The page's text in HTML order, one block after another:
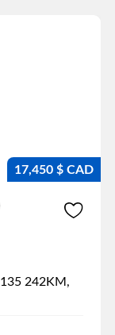
17,450 $ CAD
242KM,